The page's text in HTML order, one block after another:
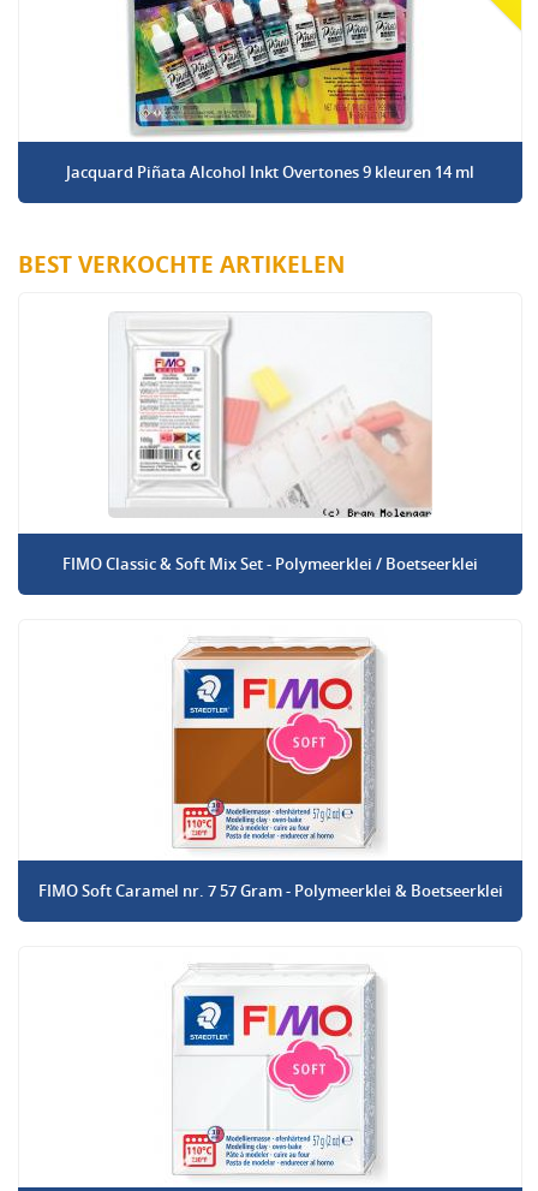
Jacquard Piñata Alcohol Inkt Overtones 9 kleuren 14 ml
BEST VERKOCHTE ARTIKELEN
FIMO Classic & Soft Mix Set - Polymeerklei / Boetseerklei
FIMO Soft Caramel nr. 7 57 Gram - Polymeerklei & Boetseerklei